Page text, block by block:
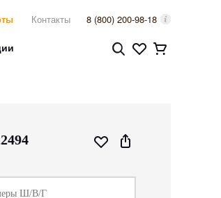
Контакты 8 (800) 200-98-18